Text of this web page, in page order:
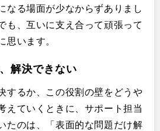
なる場面が少なからずありまし
も、互いに支え合って頑張って
思います。
解決できない
するか、この役割の壁をどうや
えていくときに、サポート担当
たのは、「表面的な問題だけ解